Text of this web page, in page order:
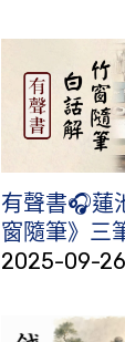
有聲書🎧蓮
窗隨筆》三
2025-09-26